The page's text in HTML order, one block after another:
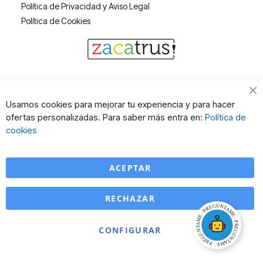
Política de Privacidad y Aviso Legal
Política de Cookies
Usamos cookies para mejorar tu experiencia y para hacer
ofertas personalizadas. Para saber más entra en: Política de
cookies
ACEPTAR
CONFIGURAR
RECHAZAR